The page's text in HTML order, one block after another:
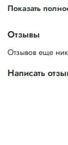
RV9
38
Показать
Отзывы
Отзывов еще
Написать